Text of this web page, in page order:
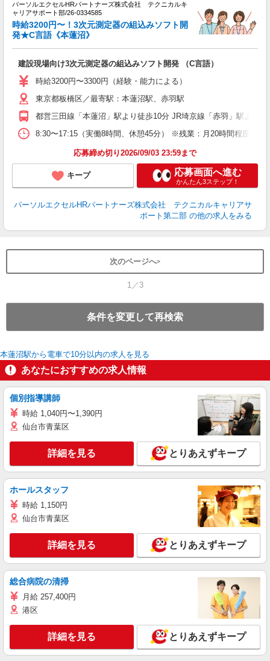
パーソルエクセルHRパートナーズ株式会社 テクニカルキ
ャリアサポート部/26-0334585
時給3200円〜！3次元測定器の組込みソフト開
発★C言語《本蓮沼》
建設現場向け3次元測定器の組込みソフト開発 （C言語）
時給3200円〜3300円（経験・能力による）
東京都板橋区／最寄駅：本蓮沼駅、赤羽駅
都営三田線「本蓮沼」駅より徒歩10分 JR埼京線「赤羽」駅より民
8:30〜17:15（実働8時間、休憩45分） ※残業：月20時間程度 【
応募締め切り2026/09/03 23:59まで
キープ 応募画面へ進む
かんたん3ステップ！
パーソルエクセルHRパートナーズ株式会社 テクニカルキャリアサ
ポート第二部 の他の求人をみる
次のページへ
1／3
条件を変更して再検索
本蓮沼駅から電車で10分以内の求人を見る
あなたにおすすめの求人情報
個別指導講師
時給 1,040円〜1,390円
仙台市青葉区
詳細を見る とりあえずキープ
ホールスタッフ
時給 1,150円
仙台市青葉区
詳細を見る とりあえずキープ
総合病院の清掃
月給 257,400円
港区
詳細を見る とりあえずキープ